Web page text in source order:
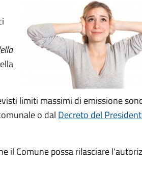
limiti massimi di emissione
o dal Decreto del
il Comune possa rilasciare